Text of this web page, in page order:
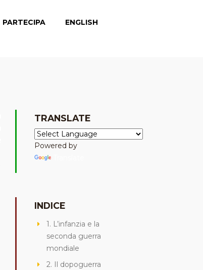
PARTECIPA ENGLISH
TRANSLATE
Powered by
INDICE
1. L’infanzia e la
seconda guerra
mondiale
2. Il dopoguerra